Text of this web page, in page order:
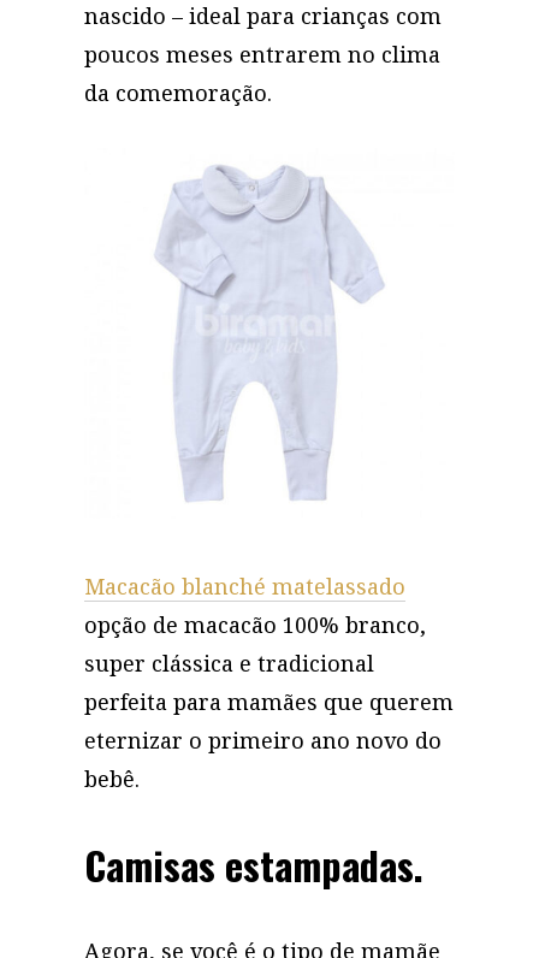
nascido – ideal para crianças com
poucos meses entrarem no clima
da comemoração.
Macacão blanché matelassado
opção de macacão 100% branco,
super clássica e tradicional
perfeita para mamães que querem
eternizar o primeiro ano novo do
bebê.
Camisas estampadas.
Agora, se você é o tipo de mamãe